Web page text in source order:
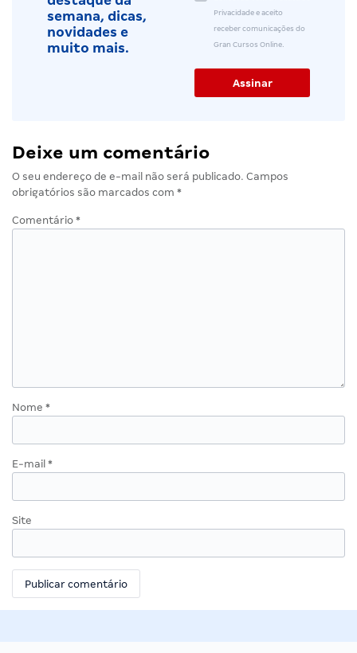
semana, dicas,
novidades e
muito mais.
Privacidade e aceito
receber comunicações do
Gran Cursos Online.
Deixe um comentário
O seu endereço de e-mail não será publicado. Campos
obrigatórios são marcados com *
Comentário *
Nome *
E-mail *
Site